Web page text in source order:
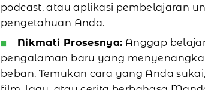
podcast, atau aplikasi pembelajaran
pengetahuan Anda.
Nikmati Prosesnya: Anggap
pengalaman baru yang
beban. Temukan cara yang Anda